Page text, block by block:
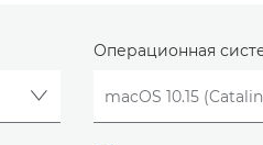
Операционная